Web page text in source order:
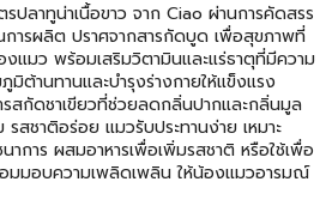
ปลาทูน่าเนื้อขาว จาก Ciao ผ่านการคัดสรร
ารผลิต ปราศจากสารกัดบูด เพื่อสุขภาพที่
แมว พร้อมเสริมวิตามินและแร่ธาตุที่มีความ
มิต้านทานและบำรุงร่างกายให้แข็งแรง
สกัดชาเขียวที่ช่วยลดกลิ่นปากและกลิ่นมูล
สชาติอร่อย แมวรับประทานง่าย เหมาะ
าการ ผสมอาหารเพื่อเพิ่มรสชาติ หรือใช้เพื่อ
มมอบความเพลิดเพลิน ให้น้องแมวอารมณ์